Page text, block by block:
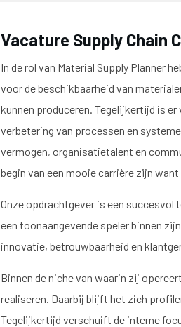
Vacature Supply Chain
In de rol van Material Supply Planner
voor de beschikbaarheid van
kunnen produceren. Tegelijkertijd is er
verbetering van processen en
vermogen, organisatietalent en
begin van een mooie carrière zijn
Onze opdrachtgever is een
een toonaangevende speler binnen
innovatie, betrouwbaarheid en
Binnen de niche van waarin zij
realiseren. Daarbij blijft het zich
Tegelijkertijd verschuift de interne